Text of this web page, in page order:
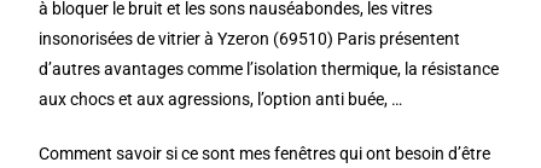
à bloquer le bruit et les sons nauséabondes, les vitres
insonorisées de vitrier à Yzeron (69510) Paris présentent
d’autres avantages comme l’isolation thermique, la résistance
aux chocs et aux agressions, l’option anti buée, …
Comment savoir si ce sont mes fenêtres qui ont besoin d’être